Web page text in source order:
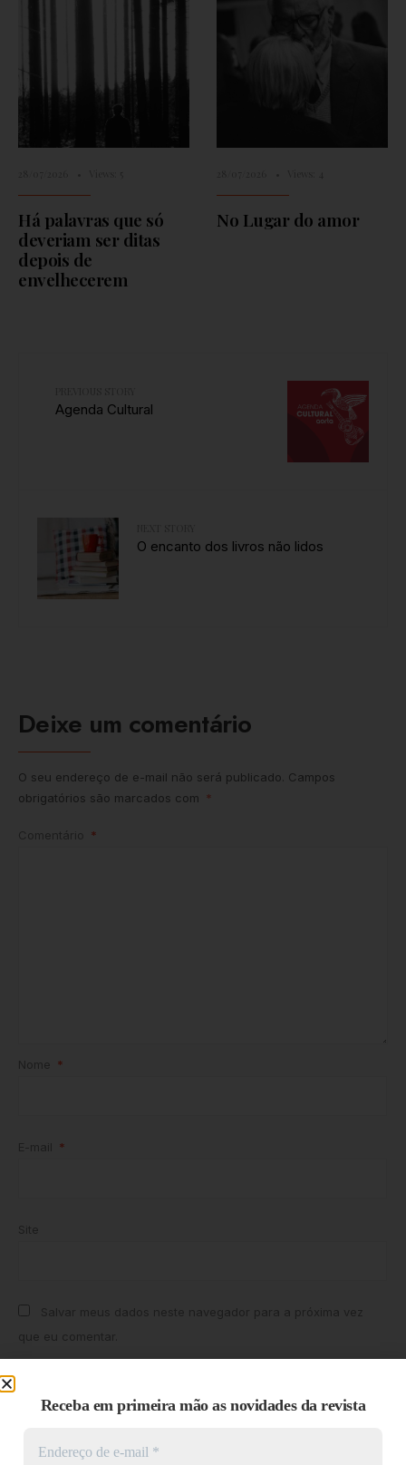
Há palavras que só
deveriam ser ditas
depois de
envelhecerem
No Lugar do amor
Agenda Cultural
O encanto dos livros não lidos
Deixe um comentário
O seu endereço de e-mail não será publicado. Campos
obrigatórios são marcados com *
*
*
*
Receba em primeira mão as novidades da revista